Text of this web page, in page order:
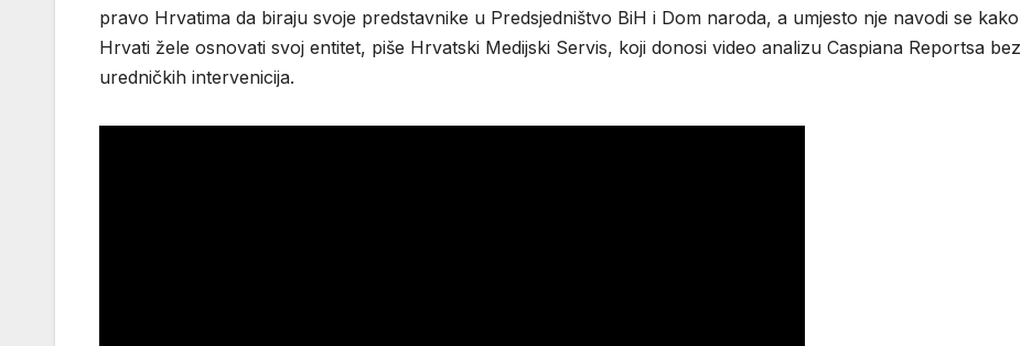
pravo Hrvatima da biraju svoje predstavnike u Predsjedništvo BiH i Dom naroda, a umjesto nje navodi se kako
Hrvati žele osnovati svoj entitet, piše Hrvatski Medijski Servis, koji donosi video analizu Caspiana Reportsa bez
uredničkih intervenicija.